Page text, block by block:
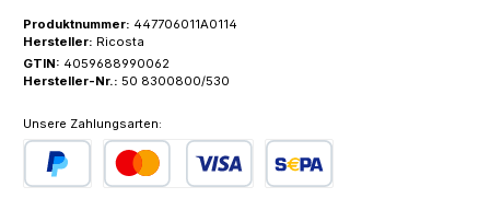
Produktnummer: 447706011A0114
Hersteller: Ricosta
GTIN: 4059688990062
Hersteller-Nr.: 50 8300800/530
Unsere Zahlungsarten: